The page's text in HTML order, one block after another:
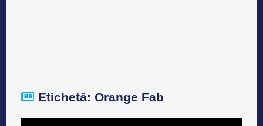
Etichetă: Orange Fab